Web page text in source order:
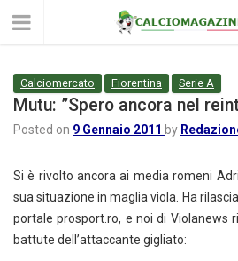
Calciomercato Fiorentina Serie A
Mutu: ”Spero ancora nel
Posted on 9 Gennaio 2011 by
Si è rivolto ancora ai media romeni
sua situazione in maglia viola. Ha
portale prosport.ro, e noi di Violanews
battute dell’attaccante gigliato: